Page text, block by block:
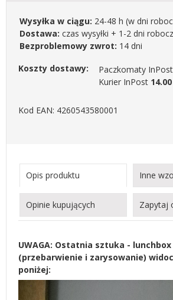
Wysyłka w ciągu: 24-48 h (w dni
Dostawa: czas wysyłki + 1-2 dni
Bezproblemowy zwrot: 14 dni
Koszty dostawy:
Paczkomaty InPost
Kurier InPost 14.00
Kod EAN: 4260543580001
Opis produktu Inne
Opinie kupujących Zapytaj
UWAGA: Ostatnia sztuka -
(przebarwienie i zarysowanie)
poniżej: